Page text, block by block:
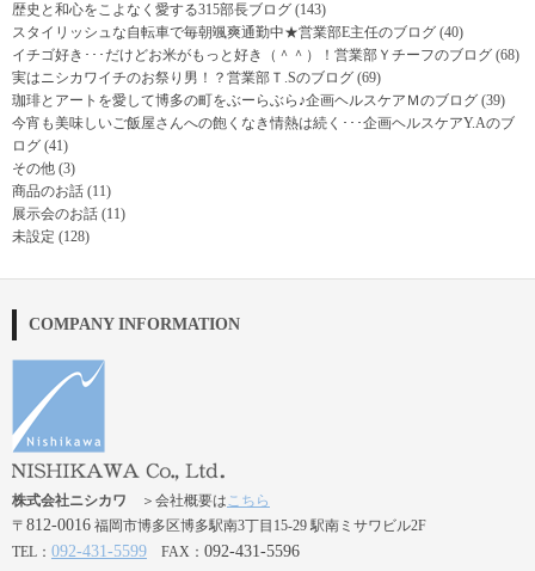
歴史と和心をこよなく愛する315部長ブログ (143)
スタイリッシュな自転車で毎朝颯爽通勤中★営業部E主任のブログ (40)
イチゴ好き･･･だけどお米がもっと好き（＾＾）！営業部Ｙチーフのブログ (68)
実はニシカワイチのお祭り男！？営業部Ｔ.Sのブログ (69)
珈琲とアートを愛して博多の町をぶーらぶら♪企画ヘルスケアＭのブログ (39)
今宵も美味しいご飯屋さんへの飽くなき情熱は続く･･･企画ヘルスケアY.Aのブ
ログ (41)
その他 (3)
商品のお話 (11)
展示会のお話 (11)
未設定 (128)
COMPANY INFORMATION
株式会社ニシカワ ＞会社概要はこちら
〒 812-0016 福岡市博多区博多駅南3丁目15-29 駅南ミサワビル2F
TEL： 092-431-5599 FAX： 092-431-5596